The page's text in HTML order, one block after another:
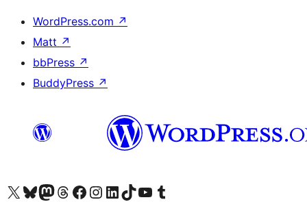
WordPress.com ↗
Matt ↗
bbPress ↗
BuddyPress ↗
Visit our X (formerly Twitter) account
Apsilankykite mūsų Bluesky paskyroje
Visit our Mastodon account
Apsilankykite mūsų Threads paskyroje
Visit our Facebook page
Visit our Instagram account
Visit our LinkedIn account
Apsilankykite mūsų TikTok paskyroje
Visit our YouTube channel
Apsilankykite mūsų Tumblr paskyroje